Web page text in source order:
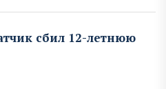
сбил 12-летнюю